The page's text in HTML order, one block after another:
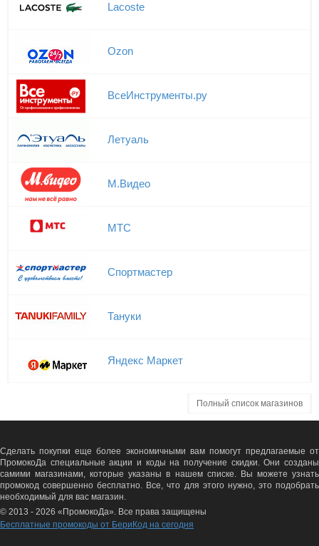
Lacoste
Ozon
ВсеИнструменты.ру
Летуаль
М.Видео
МТС
Спортмастер
Тануки
Яндекс Маркет
Полный список магазинов
Сделать покупки еще более экономичными вам помогут предлагаемые от
ПромокоДа специальные акции и коды на получение скидки. Они созданы
самими магазинами, которые указаны в нашем списке. Вы можете узнать
промокод совершенно бесплатно. Все, что для этого нужно, это подобрать
необходимый для вас магазин.
© 2013 - 2026 «ПромокоДа». Все права защищены
Бесплатные промокоды от БериКод на сегодня